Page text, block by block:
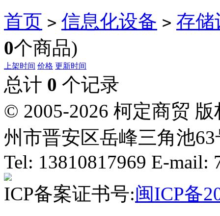
首页 > 信息化设备 > 存储
0个商品)
上架时间 价格 更新时间
总计 0 个记录
© 2005-2026 柯定商贸
州市晋安区岳峰三角池
Tel: 13810817969 E-mail:
ICP备案证书号:闽ICP备